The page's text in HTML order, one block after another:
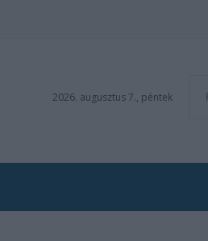
2026. augusztus 7., péntek